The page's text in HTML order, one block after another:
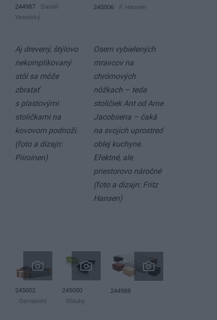
244987
Daniel
Veselský
245006 F. Hansen
Aj drevený, štýlovo
nekomplikovaný
stôl sa môže
zbratať
s plastovými
stoličkami na
kovovom podnoží.
(foto a dizajn:
Piiroinen)
Osem vybielených
mravcov na
chrómových
nôžkach – teda
stoličiek Ant od Arne
Jacobsena – čaká
na svojich uprostred
oblej kuchyne.
Efektné, ale
priestorovo náročné
(foto a dizajn: Fritz
Hansen)
245002
Gervasoni
245000
Stouby
244988